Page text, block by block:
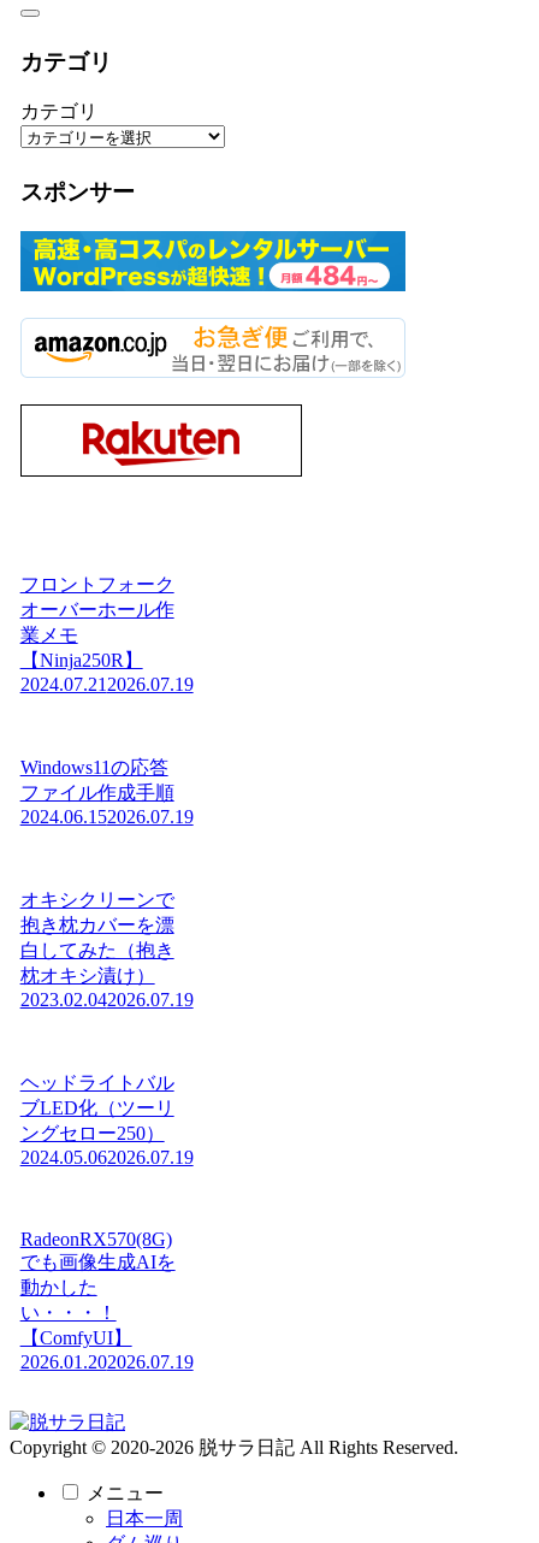
カテゴリ
カテゴリ
スポンサー
フロントフォーク
オーバーホール作
業メモ
【Ninja250R】
2024.07.21 2026.07.19
Windows11の応答
ファイル作成手順
2024.06.152026.07.19
オキシクリーンで
抱き枕カバーを漂
白してみた（抱き
枕オキシ漬け）
2023.02.042026.07.19
ヘッドライトバル
ブLED化（ツーリ
ングセロー250）
2024.05.062026.07.19
RadeonRX570(8G)
でも画像生成AIを
動かした
い・・・！
【ComfyUI】
2026.01.202026.07.19
Copyright © 2020-2026 脱サラ日記 All Rights Reserved.
メニュー
日本一周